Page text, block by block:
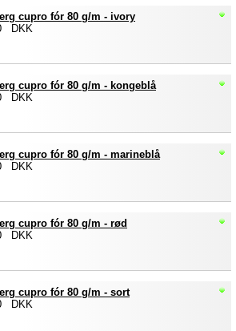
cupro fór 80 g/m - ivory
DKK
cupro fór 80 g/m - kongeblå
DKK
cupro fór 80 g/m - marineblå
DKK
cupro fór 80 g/m - rød
DKK
cupro fór 80 g/m - sort
DKK